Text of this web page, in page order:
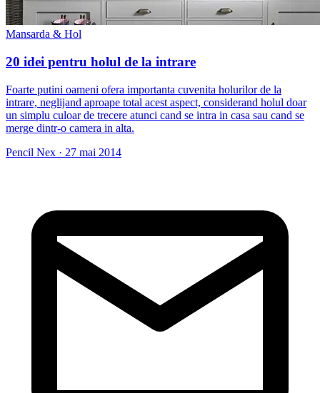
Mansarda & Hol
20 idei pentru holul de la intrare
Foarte putini oameni ofera importanta cuvenita holurilor de la
intrare, neglijand aproape total acest aspect, considerand holul doar
un simplu culoar de trecere atunci cand se intra in casa sau cand se
merge dintr-o camera in alta.
Pencil Nex · 27 mai 2014